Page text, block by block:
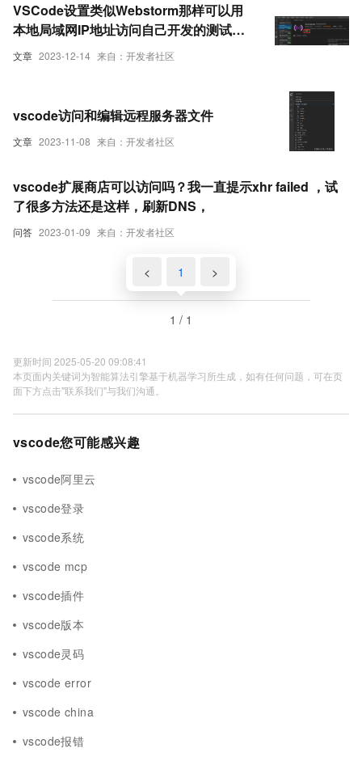
文章 2023-12-14 来自：开发者社区
VSCode设置类似Webstorm那样可以用
本地局域网IP地址访问自己开发的测试项
目，vs code 前端如何以服务器模式打
文章 2023-11-08 来自：开发者社区
vscode访问和编辑远程服务器文件
问答 2023-01-09 来自：开发者社区
vscode扩展商店可以访问吗？我一直提示xhr failed ，试
了很多方法还是这样，刷新DNS，
< 1 >
1 / 1
更新时间 2025-05-20 09:08:41
本页面内关键词为智能算法引擎基于机器学习所生成，如有任何问题，可在页
面下方点击"联系我们"与我们沟通。
vscode您可能感兴趣
vscode阿里云
vscode登录
vscode系统
vscode mcp
vscode插件
vscode版本
vscode灵码
vscode error
vscode china
vscode报错